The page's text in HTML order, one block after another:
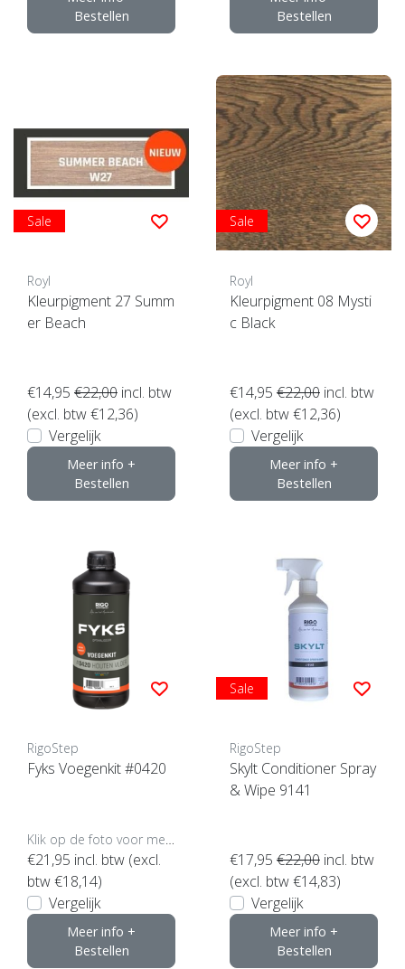
Bestellen
Bestellen
Sale
Royl
Kleurpigment 27 Summ
er Beach
€14,95 €22,00 incl. btw
(excl. btw €12,36)
Vergelijk
Meer info +
Bestellen
Sale
Royl
Kleurpigment 08 Mysti
c Black
€14,95 €22,00 incl. btw
(excl. btw €12,36)
Vergelijk
Meer info +
Bestellen
RigoStep
Fyks Voegenkit #0420
€21,95 incl. btw (excl.
btw €18,14)
Vergelijk
Meer info +
Bestellen
Sale
RigoStep
Skylt Conditioner Spray
& Wipe 9141
€17,95 €22,00 incl. btw
(excl. btw €14,83)
Vergelijk
Meer info +
Bestellen